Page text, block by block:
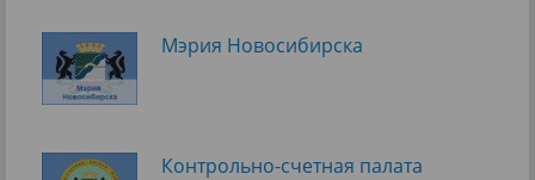
Мэрия Новосибирска
Контрольно-счетная палата